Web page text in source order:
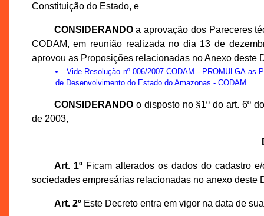
Constituição do Estado, e
CONSIDERANDOa aprovação dos Pareceres
CODAM, em reunião realizada no dia 13 de
aprovou as Proposições relacionadas no Anexo deste
Vide Resolução nº 006/2007-CODAM - PROMULGA as
de Desenvolvimento do Estado do Amazonas - CODAM.
CONSIDERANDOo disposto no §1º do art. 6º
de 2003,
Art. 1ºFicam alterados os dados do cadastro
sociedades empresárias relacionadas no anexo deste
Art. 2ºEste Decreto entra em vigor na data de